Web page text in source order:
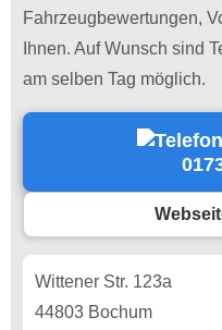
Fahrzeugbewertungen,
Ihnen. Auf Wunsch sind
am selben Tag möglich.
Wittener Str. 123a
44803 Bochum